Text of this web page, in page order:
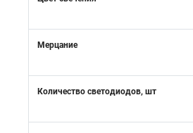
Мерцание
Количество светодиодов, шт